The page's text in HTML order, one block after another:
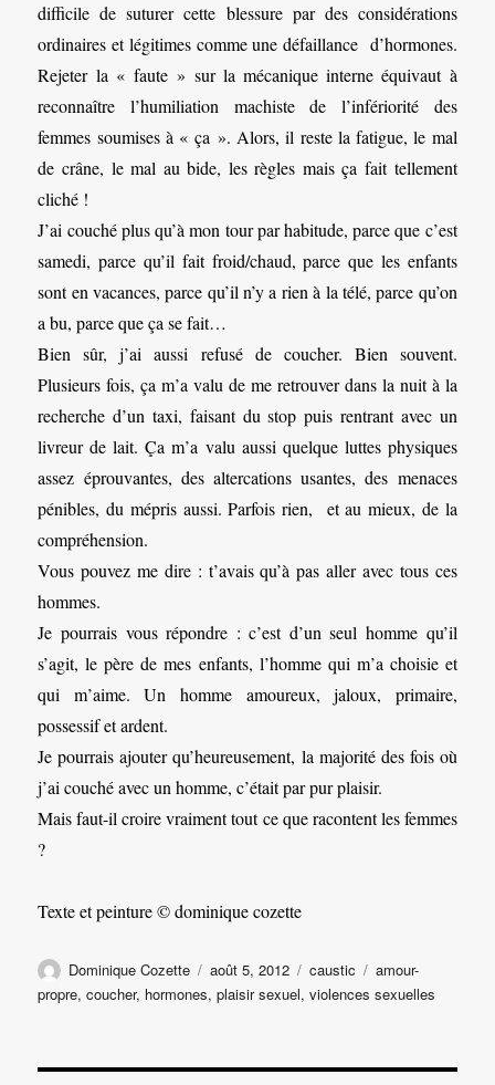
difficile de suturer cette blessure par des considérations
ordinaires et légitimes comme une défaillance d’hormones.
Rejeter la « faute » sur la mécanique interne équivaut à
reconnaître l’humiliation machiste de l’infériorité des
femmes soumises à « ça ». Alors, il reste la fatigue, le mal
de crâne, le mal au bide, les règles mais ça fait tellement
cliché !
J’ai couché plus qu’à mon tour par habitude, parce que c’est
samedi, parce qu’il fait froid/chaud, parce que les enfants
sont en vacances, parce qu’il n’y a rien à la télé, parce qu’on
a bu, parce que ça se fait…
Bien sûr, j’ai aussi refusé de coucher. Bien souvent.
Plusieurs fois, ça m’a valu de me retrouver dans la nuit à la
recherche d’un taxi, faisant du stop puis rentrant avec un
livreur de lait. Ça m’a valu aussi quelque luttes physiques
assez éprouvantes, des altercations usantes, des menaces
pénibles, du mépris aussi. Parfois rien, et au mieux, de la
compréhension.
Vous pouvez me dire : t’avais qu’à pas aller avec tous ces
hommes.
Je pourrais vous répondre : c’est d’un seul homme qu’il
s’agit, le père de mes enfants, l’homme qui m’a choisie et
qui m’aime. Un homme amoureux, jaloux, primaire,
possessif et ardent.
Je pourrais ajouter qu’heureusement, la majorité des fois où
j’ai couché avec un homme, c’était par pur plaisir.
Mais faut-il croire vraiment tout ce que racontent les femmes
?
Texte et peinture © dominique cozette
Auteur
Dominique Cozette
Publié
le
août 5, 2012 Catégories
caustic Étiquettes
amour-
propre,coucher, hormones,plaisir sexuel,violences sexuelles